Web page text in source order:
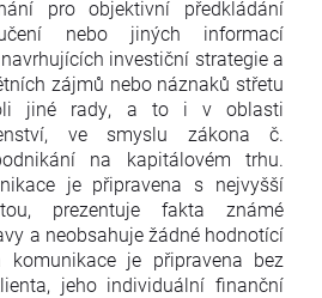
pro objektivní předkládání
nebo jiných informací
investiční strategie a
zájmů nebo náznaků střetu
jiné rady, a to i v oblasti
ve smyslu zákona č.
na kapitálovém trhu.
je připravena s nejvyšší
prezentuje fakta známé
a neobsahuje žádné hodnotící
komunikace je připravena bez
jeho individuální finanční